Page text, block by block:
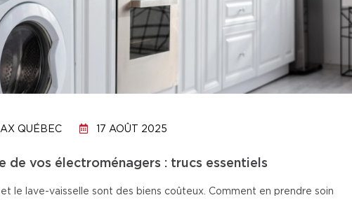
QUÉBEC 17 AOÛT 2025
de vos électroménagers : trucs essentiels
le lave-vaisselle sont des biens coûteux. Comment en prendre soin